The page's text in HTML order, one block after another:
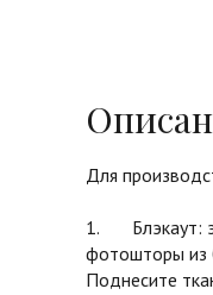
Для
1. Блэкаут:
фотошторы из
Поднесите